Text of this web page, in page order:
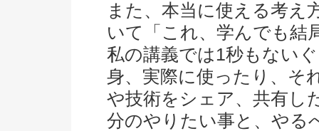
また、本当に使える考え
いて「これ、学んでも結
私の講義では1秒もない
身、実際に使ったり、そ
や技術をシェア、共有し
分のやりたい事と、やる